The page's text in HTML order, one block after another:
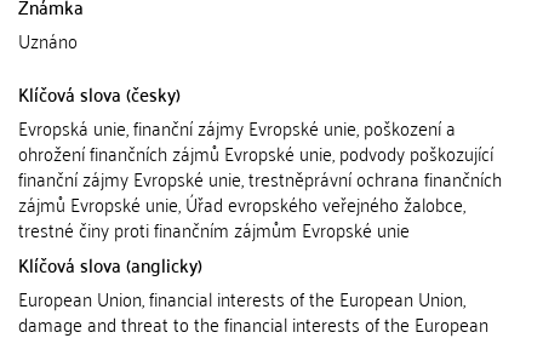
Uznáno
Klíčová slova (česky)
Evropská unie, finanční zájmy Evropské unie, poškození a
ohrožení finančních zájmů Evropské unie, podvody poškozující
finanční zájmy Evropské unie, trestněprávní ochrana finančních
zájmů Evropské unie, Úřad evropského veřejného žalobce,
trestné činy proti finančním zájmům Evropské unie
Klíčová slova (anglicky)
European Union, financial interests of the European Union,
damage and threat to the financial interests of the European